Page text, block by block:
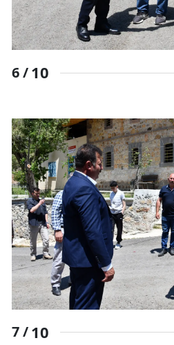
6 /10
7 /10